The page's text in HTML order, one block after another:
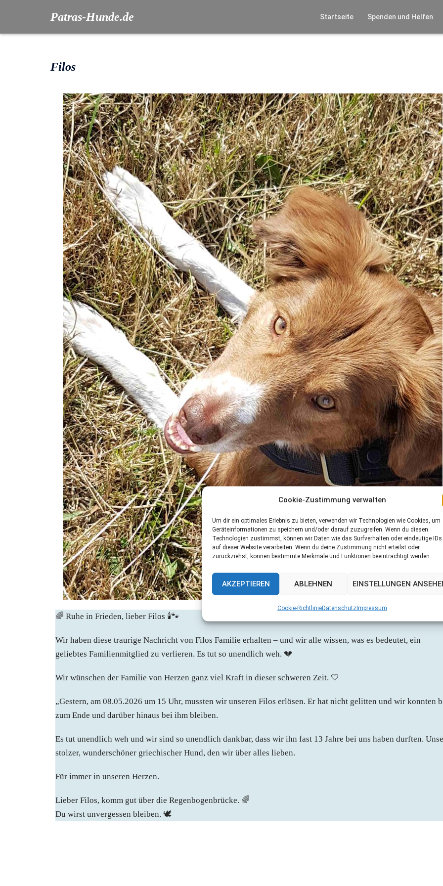
Cookie-Zustimmung verwalten
Um dir ein optimales Erlebnis zu bieten, verwenden wir Technologien wie Cookies, um
Geräteinformationen zu speichern und/oder darauf zuzugreifen. Wenn du diesen
Technologien zustimmst, können wir Daten wie das Surfverhalten oder eindeutige IDs
auf dieser Website verarbeiten. Wenn du deine Zustimmung nicht erteilst oder
zurückziehst, können bestimmte Merkmale und Funktionen beeinträchtigt werden.
AKZEPTIEREN ABLEHNEN EINSTELLUNGEN
Cookie-RichtlinieDatenschutzImpressum
Patras-Hunde.de Startseite Spenden und Helfen
Filos
🌈 Ruhe in Frieden, lieber Filos 🕯️🐾
Wir haben diese traurige Nachricht von Filos Familie erhalten – und wir alle wissen, was es bedeutet, ein
geliebtes Familienmitglied zu verlieren. Es tut so unendlich weh. 💔
Wir wünschen der Familie von Herzen ganz viel Kraft in dieser schweren Zeit. 🤍
„Gestern, am 08.05.2026 um 15 Uhr, mussten wir unseren Filos erlösen. Er hat nicht gelitten und wir konnten
zum Ende und darüber hinaus bei ihm bleiben.
Es tut unendlich weh und wir sind so unendlich dankbar, dass wir ihn fast 13 Jahre bei uns haben durften.
stolzer, wunderschöner griechischer Hund, den wir über alles lieben.
Für immer in unseren Herzen.
Lieber Filos, komm gut über die Regenbogenbrücke. 🌈
Du wirst unvergessen bleiben. 🕊️